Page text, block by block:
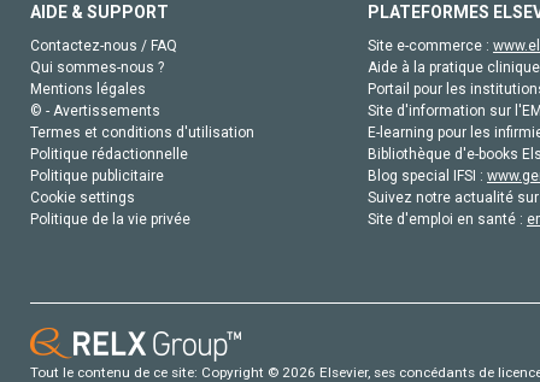
AIDE & SUPPORT
Contactez-nous / FAQ
Qui sommes-nous ?
Mentions légales
© - Avertissements
Termes et conditions d'utilisation
Politique rédactionnelle
Politique publicitaire
Cookie settings
Politique de la vie privée
PLATEFORMES
Site e-commerce :
Aide à la pratique
Portail pour les
Site d'information sur
E-learning pour les
Bibliothèque d'e-books
Blog special IFSI :
Suivez notre actualité
Site d'emploi en santé :
Tout le contenu de ce site: Copyright © 2026 Elsevier, ses concédants de